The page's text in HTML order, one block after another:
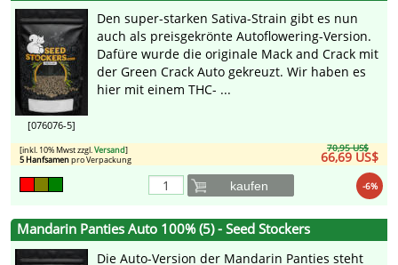
[076076-5]
Den super-starken Sativa-Strain gibt es nun
auch als preisgekrönte Autoflowering-Version.
Dafüre wurde die originale Mack and Crack mit
der Green Crack Auto gekreuzt. Wir haben es
hier mit einem THC- ...
70,95 US$
66,69 US$
[inkl. 10% Mwst zzgl.Versand]
5 Hanfsamenpro Verpackung
-6%
kaufen
Mandarin Panties Auto 100% (5) - Seed Stockers
Die Auto-Version der Mandarin Panties steht